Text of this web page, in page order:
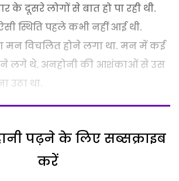
के दूसरे लोगों से बात हो पा रही थी.
स्थिति पहले कभी नहीं आई थी.
मन विचलित होने लगा था. मन में कई
लगे थे. अनहोनी की आशंकाओं से उस
उठा था.
पढ़ने के लिए सब्सक्राइब
करें